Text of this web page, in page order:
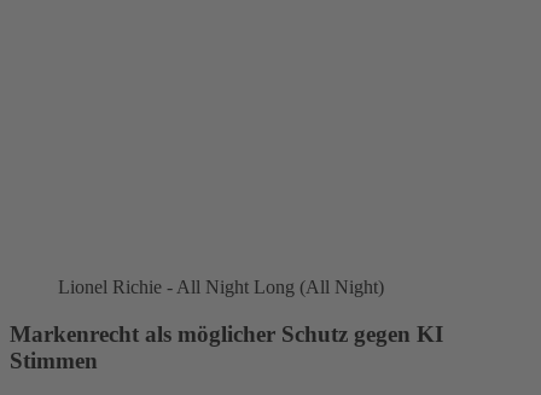
Lionel Richie - All Night Long (All Night)
Markenrecht als möglicher Schutz gegen KI
Stimmen